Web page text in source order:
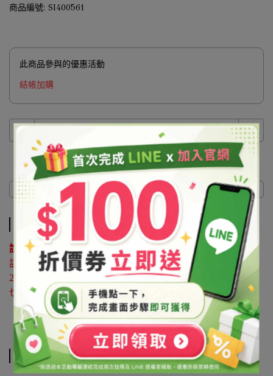
商品編號: SI400561
此商品參與的優惠活動
結帳加購
商品介紹
商品介紹
說明 ：
該原料屬於協尋客訂品，如有購買需求請來電洽詢02-
25596118
也可利用 LINE@官方帳號詢問 帳號搜尋「@syb1803x」
相關商品